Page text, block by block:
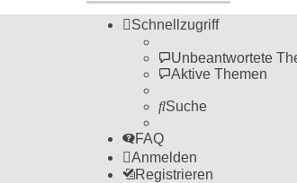
Schnellzugriff
Unbeantwortete
Aktive Themen
Suche
FAQ
Anmelden
Registrieren